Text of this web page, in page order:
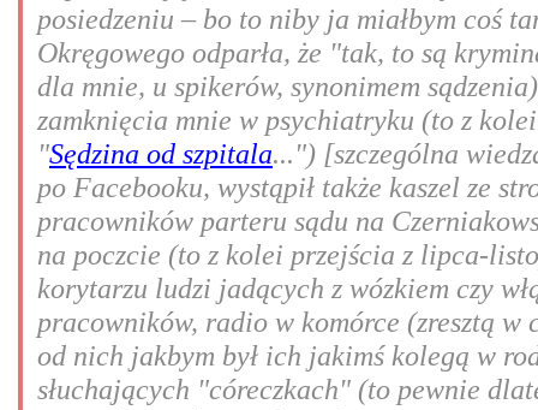
posiedzeniu – bo to niby ja miałbym coś
Okręgowego odparła, że "tak, to są
dla mnie, u spikerów, synonimem
zamknięcia mnie w psychiatryku (to z
"Sędzina od szpitala...") [szczególna
po Facebooku, wystąpił także kaszel ze
pracowników parteru sądu na
na poczcie (to z kolei przejścia z lipca-
korytarzu ludzi jadących z wózkiem czy
pracowników, radio w komórce (zresztą w
od nich jakbym był ich jakimś kolegą w
słuchających "córeczkach" (to pewnie